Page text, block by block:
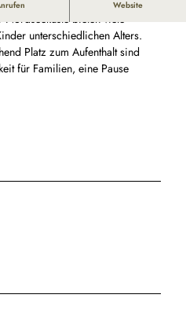
Website
bieten viele
unterschiedlichen Alters.
Platz zum Aufenthalt sind
für Familien, eine Pause